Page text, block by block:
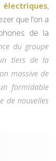
,
que l’on a
de la
du groupe
tiers de la
massive de
formidable
de nouvelles